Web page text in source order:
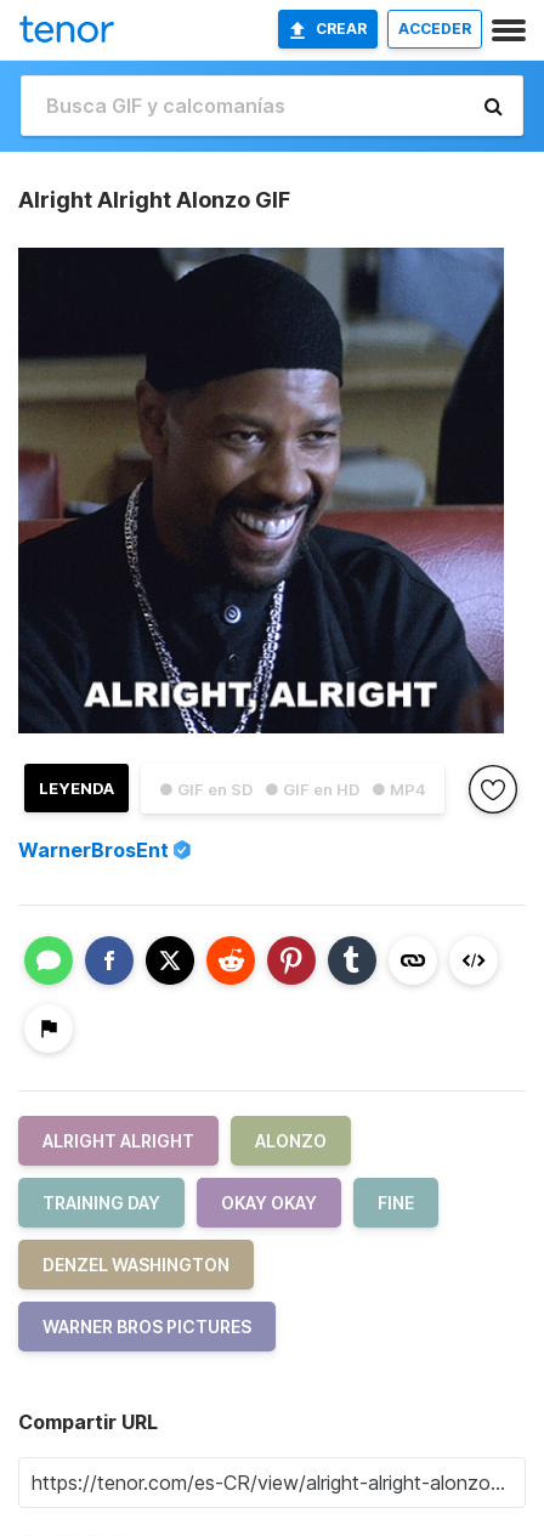
CREAR ACCEDER
Alright Alright Alonzo GIF
● GIF en SD ● GIF en HD ● MP4
LEYENDA
WarnerBrosEnt
ALRIGHT ALRIGHT ALONZO
TRAINING DAY OKAY OKAY FINE
DENZEL WASHINGTON
WARNER BROS PICTURES
Compartir URL